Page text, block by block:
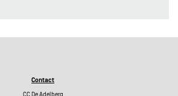
Contact